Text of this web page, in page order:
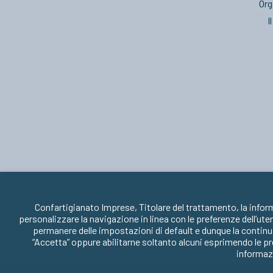
Confartigianato Imprese, Titolare del trattamento, la
personalizzare la navigazione in linea con le preferenze
permanere delle impostazioni di default e dunque la
“Accetta” oppure abilitarne soltanto alcuni esprimendo le